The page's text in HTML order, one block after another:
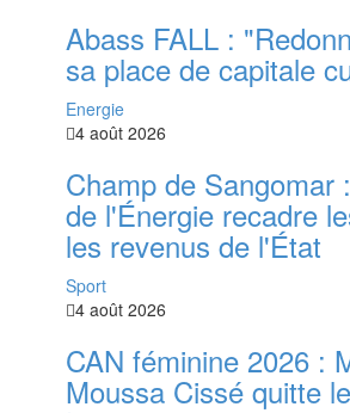
‎Abass FALL :
sa place de capitale
Energie
4 août 2026
Champ de Sangomar
de l'Énergie recadre
les revenus de l'État
Sport
4 août 2026
CAN féminine 2026 :
Moussa Cissé quitte